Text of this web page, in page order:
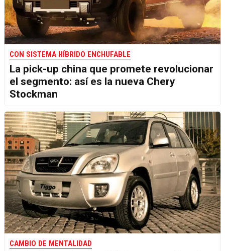
CON SISTEMA HÍBRIDO ENCHUFABLE
La pick-up china que promete revolucionar
el segmento: así es la nueva Chery
Stockman
CAMBIO DE MENTALIDAD